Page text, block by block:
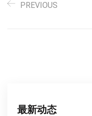
PREVIOUS
最新动态